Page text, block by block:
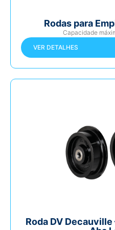
Rodas para
Capacidade
VER DETALHES
Roda DV